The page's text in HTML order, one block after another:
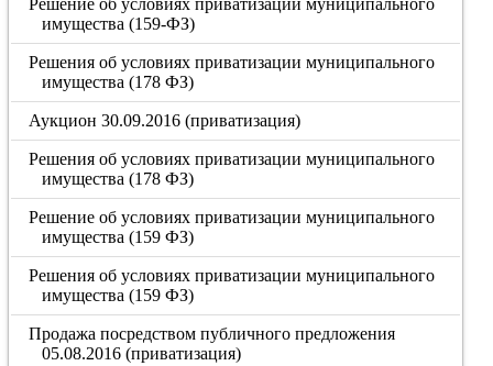
Решение об условиях приватизации муниципального
имущества (159-ФЗ)
Решения об условиях приватизации муниципального
имущества (178 ФЗ)
Аукцион 30.09.2016 (приватизация)
Решения об условиях приватизации муниципального
имущества (178 ФЗ)
Решение об условиях приватизации муниципального
имущества (159 ФЗ)
Решения об условиях приватизации муниципального
имущества (159 ФЗ)
Продажа посредством публичного предложения
05.08.2016 (приватизация)